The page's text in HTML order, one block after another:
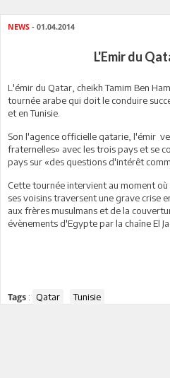
NEWS - 01.04.2014
L'Emir du
L'émir du Qatar, cheikh Tamim Ben
tournée arabe qui doit le conduire
et en Tunisie.
Son l'agence officielle qatarie, l'émir
fraternelles» avec les trois pays et se
pays sur «des questions d'intérêt
Cette tournée intervient au moment
ses voisins traversent une grave crise
aux frères musulmans et de la
évènements d'Egypte par la chaîne El
Tags : Qatar Tunisie